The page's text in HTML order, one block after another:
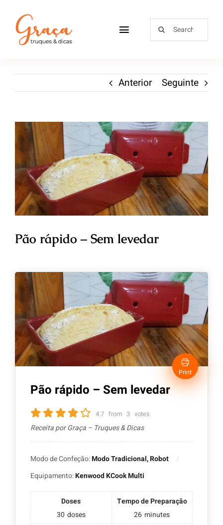
Receitas
Sobre
Loja
Blog
Contactos
Anterior Seguinte
Pão rápido – Sem levedar
Print
Pão rápido – Sem levedar
4.7 from 3 votes
Receita por Graça – Truques & Dicas
Modo de Confeção:Modo Tradicional, Robot
Equipamento:Kenwood KCook Multi
Doses
30 doses
Tempo de Preparação
26 minutes